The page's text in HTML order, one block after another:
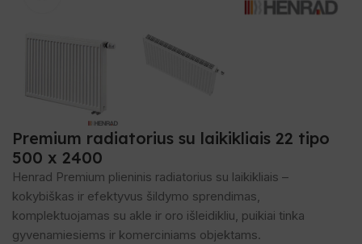
Premium radiatorius su laikikliais 22 tipo
500 x 2400
Henrad Premium plieninis radiatorius su laikikliais –
kokybiškas ir efektyvus šildymo sprendimas,
komplektuojamas su akle ir oro išleidikliu, puikiai tinka
gyvenamiesiems ir komerciniams objektams.